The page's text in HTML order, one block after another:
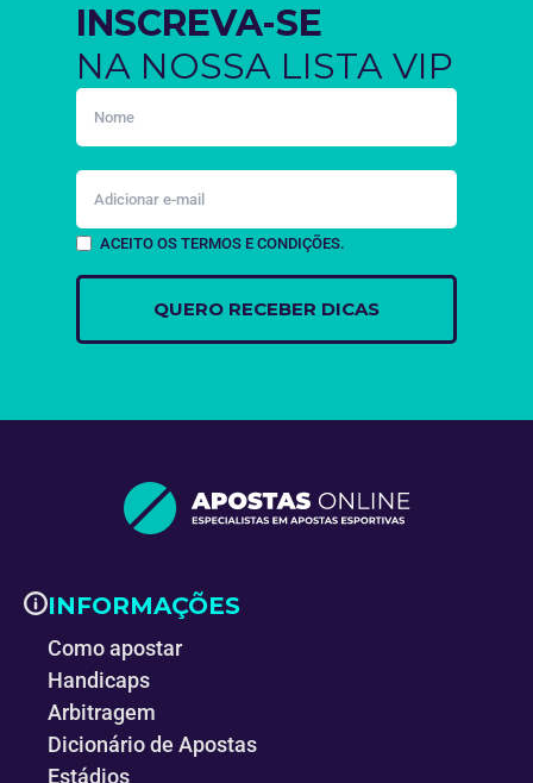
INSCREVA-SE
NA NOSSA LISTA VIP
ACEITO OS TERMOS E CONDIÇÕES.
INFORMAÇÕES
Como apostar
Handicaps
Arbitragem
Dicionário de Apostas
Estádios